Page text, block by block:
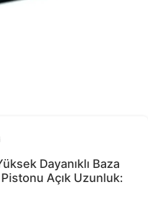
Dayanıklı Baza
Açık Uzunluk: